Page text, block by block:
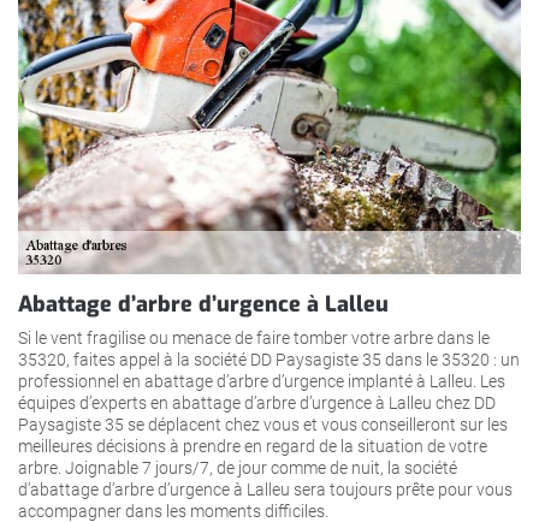
Abattage d’arbre d’urgence à Lalleu
Si le vent fragilise ou menace de faire tomber votre arbre dans le
35320, faites appel à la société DD Paysagiste 35 dans le 35320 : un
professionnel en abattage d’arbre d’urgence implanté à Lalleu. Les
équipes d’experts en abattage d’arbre d’urgence à Lalleu chez DD
Paysagiste 35 se déplacent chez vous et vous conseilleront sur les
meilleures décisions à prendre en regard de la situation de votre
arbre. Joignable 7 jours/7, de jour comme de nuit, la société
d’abattage d’arbre d’urgence à Lalleu sera toujours prête pour vous
accompagner dans les moments difficiles.